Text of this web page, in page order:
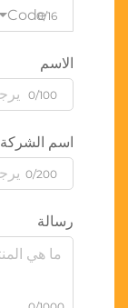
Code0/16
الاسم
0/100
اسم الشركة
0/200
رسالة